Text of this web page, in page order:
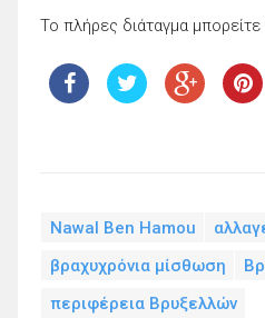
Το πλήρες διάταγμα μπορείτε
Nawal Ben Hamou
βραχυχρόνια μίσθωση
περιφέρεια Βρυξελλών